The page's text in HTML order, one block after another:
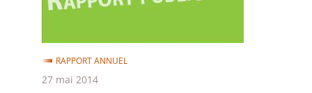
RAPPORT ANNUEL
27 mai 2014